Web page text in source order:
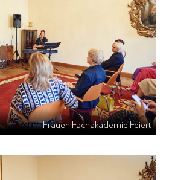
Frauen Fachakademie Feiert